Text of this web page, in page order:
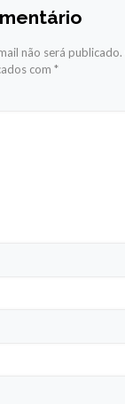
não será publicado.
com *